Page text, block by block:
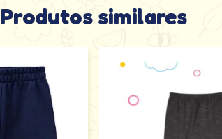
Produtos similares